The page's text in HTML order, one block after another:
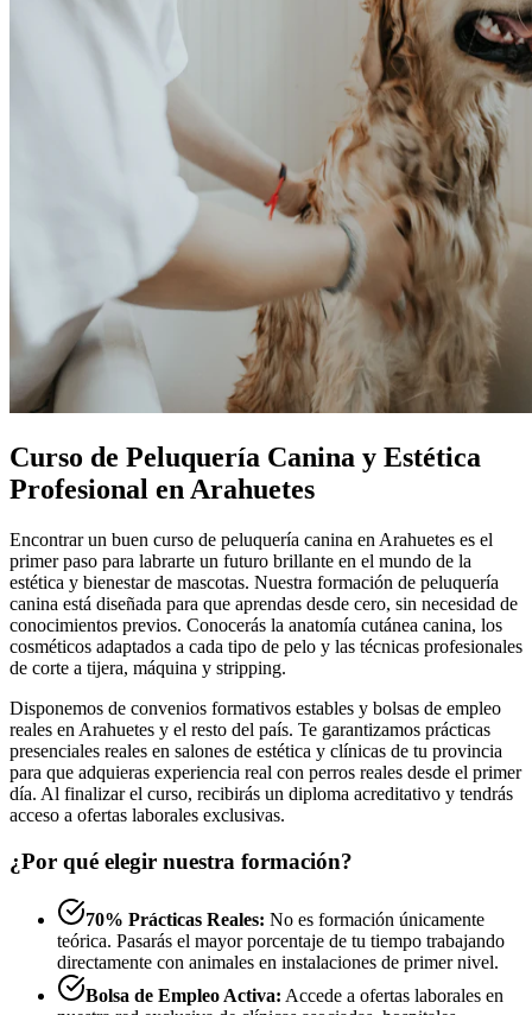
Curso de Peluquería Canina y Estética
Profesional en Arahuetes
Encontrar un buen curso de peluquería canina en Arahuetes es el
primer paso para labrarte un futuro brillante en el mundo de la
estética y bienestar de mascotas. Nuestra formación de peluquería
canina está diseñada para que aprendas desde cero, sin necesidad de
conocimientos previos. Conocerás la anatomía cutánea canina, los
cosméticos adaptados a cada tipo de pelo y las técnicas profesionales
de corte a tijera, máquina y stripping.
Disponemos de convenios formativos estables y bolsas de empleo
reales en Arahuetes y el resto del país. Te garantizamos prácticas
presenciales reales en salones de estética y clínicas de tu provincia
para que adquieras experiencia real con perros reales desde el primer
día. Al finalizar el curso, recibirás un diploma acreditativo y tendrás
acceso a ofertas laborales exclusivas.
¿Por qué elegir nuestra formación?
70% Prácticas Reales: No es formación únicamente
teórica. Pasarás el mayor porcentaje de tu tiempo trabajando
directamente con animales en instalaciones de primer nivel.
Bolsa de Empleo Activa: Accede a ofertas laborales en